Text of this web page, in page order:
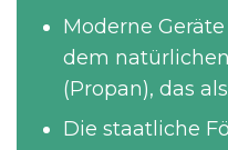
Moderne
dem
(Propan), das
Die staatliche